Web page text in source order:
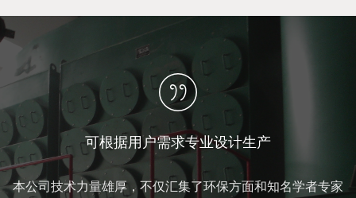
可根据用户需求专业设计生产
本公司技术力量雄厚，不仅汇集了环保方面和知名学者专家